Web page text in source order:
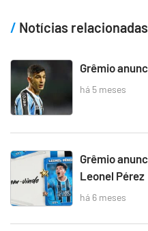
Notícias relacionadas
Grêmio
há 5 meses
Grêmio
Leonel Pérez
há 6 meses